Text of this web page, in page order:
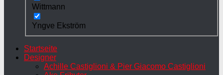
Wittmann
Yngve Ekström
Startseite
Designer
Achille Castiglioni & Pier Giacomo Castiglioni